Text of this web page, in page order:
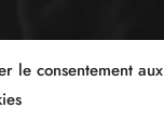
le consentement aux